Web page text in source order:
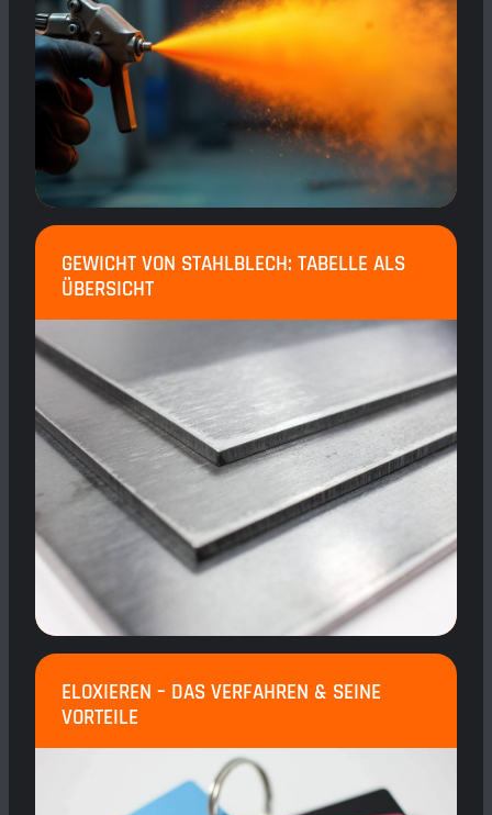
GEWICHT VON STAHLBLECH: TABELLE ALS
ÜBERSICHT
ELOXIEREN – DAS VERFAHREN & SEINE
VORTEILE